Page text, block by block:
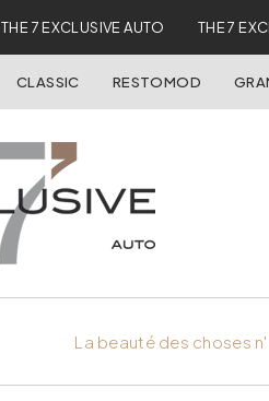
THE 7 EXCLUSIVE AUTO THE 7
CLASSIC RESTOMOD
La beauté des choses